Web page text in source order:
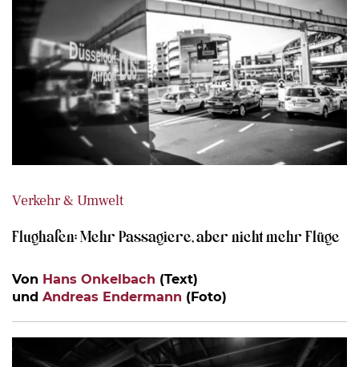
Verkehr & Umwelt
Flughafen: Mehr Passagiere, aber nicht mehr Flüge
Von Hans Onkelbach (Text)
und Andreas Endermann (Foto)